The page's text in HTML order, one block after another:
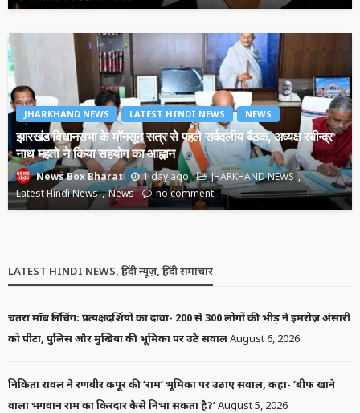
JHARKHAND NEWS LATEST HINDI NEWS NEWS
झारखंड विधानसभा के मॉनसून सत्र से पहले सर्वदलीय बैठक, अध्यक्ष रबीन्द्र
नाथ महतो ने किया सहयोग का आह्वान
News Box Bharat 1 day ago
JHARKHAND NEWS
Latest Hindi News
News no comment
LATEST HINDI NEWS, हिंदी न्यूज़, हिंदी समाचार
चतरा मॉब लिंचिंग: प्रत्यक्षदर्शियों का दावा- 200 से 300 लोगों की भीड़ ने इमरोज़ अंसारी
को पीटा, पुलिस और मुखिया की भूमिका पर उठे सवालAugust 6, 2026
निकिता रावल ने रणबीर कपूर की ‘राम’ भूमिका पर उठाए सवाल, कहा- ‘बीफ खाने
वाला भगवान राम का किरदार कैसे निभा सकता है?’August 5, 2026